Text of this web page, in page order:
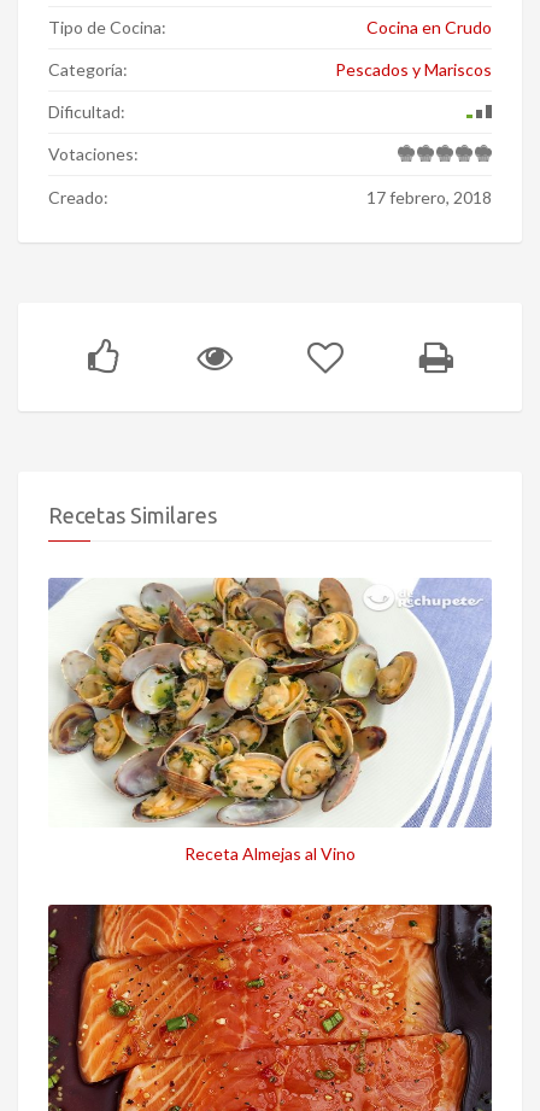
Tipo de Cocina: Cocina en Crudo
Categoría: Pescados y Mariscos
Dificultad:
Votaciones:
Creado: 17 febrero, 2018
Recetas Similares
Receta Almejas al Vino